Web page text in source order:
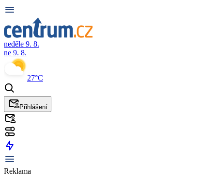
neděle 9. 8.
ne 9. 8.
27°C
Přihlášení
Reklama